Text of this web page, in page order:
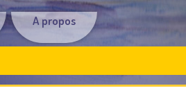
A propos